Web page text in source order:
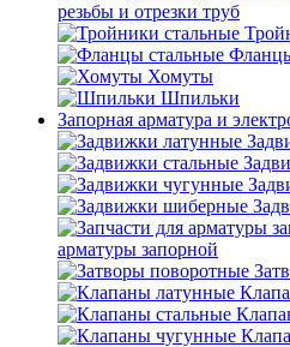
резьбы и отрезки труб
Хомуты
Шпильки
Запорная арматура и
арматуры запорной